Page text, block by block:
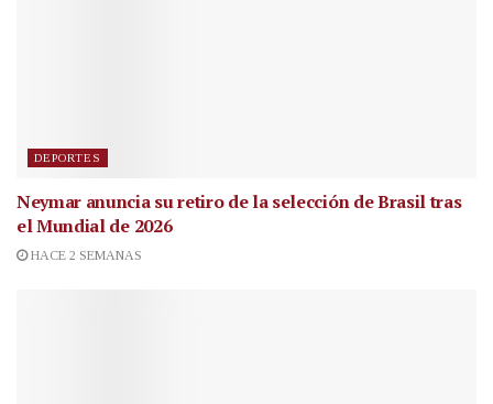
DEPORTES
Neymar anuncia su retiro de la selección de Brasil tras
el Mundial de 2026
HACE 2 SEMANAS